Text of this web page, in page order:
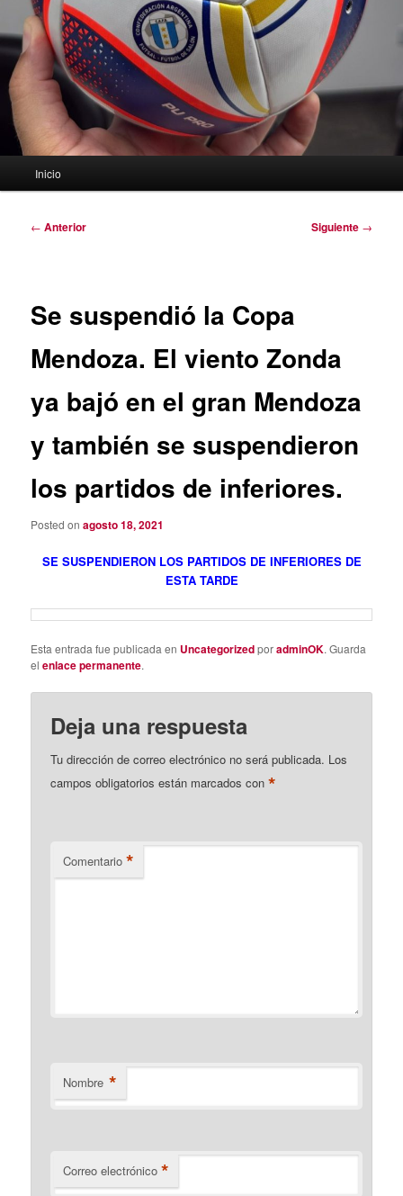
Inicio
Navegación
← Anterior Siguiente →
Se suspendió la Copa
Mendoza. El viento Zonda
ya bajó en el gran Mendoza
y también se suspendieron
los partidos de inferiores.
Posted onagosto 18, 2021
SE SUSPENDIERON LOS PARTIDOS DE INFERIORES DE
ESTA TARDE
Esta entrada fue publicada en UncategorizedporadminOK. Guarda
elenlace permanente.
Deja una respuesta
Tu dirección de correo electrónico no será publicada. Los
campos obligatorios están marcados con*
Comentario *
Nombre *
Correo electrónico *